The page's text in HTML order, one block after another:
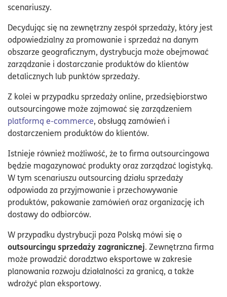
scenariuszy.
Decydując się na zewnętrzny zespół sprzedaży, który jest
odpowiedzialny za promowanie i sprzedaż na danym
obszarze geograficznym, dystrybucja może obejmować
zarządzanie i dostarczanie produktów do klientów
detalicznych lub punktów sprzedaży.
Z kolei w przypadku sprzedaży online, przedsiębiorstwo
outsourcingowe może zajmować się zarządzeniem
platformą e-commerce, obsługą zamówień i
dostarczeniem produktów do klientów.
Istnieje również możliwość, że to firma outsourcingowa
będzie magazynować produkty oraz zarządzać logistyką.
W tym scenariuszu outsourcing działu sprzedaży
odpowiada za przyjmowanie i przechowywanie
produktów, pakowanie zamówień oraz organizację ich
dostawy do odbiorców.
W przypadku dystrybucji poza Polską mówi się o
outsourcingu sprzedaży zagranicznej. Zewnętrzna firma
może prowadzić doradztwo eksportowe w zakresie
planowania rozwoju działalności za granicą, a także
wdrożyć plan eksportowy.